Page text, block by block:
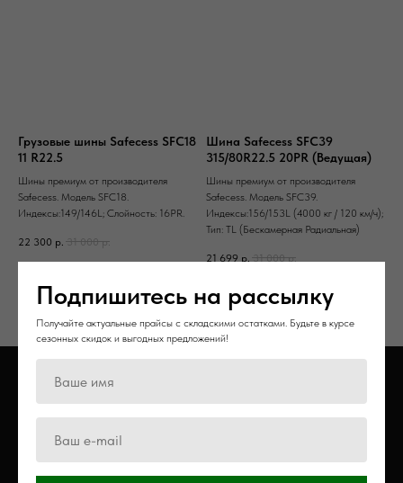
Грузовые шины Safecess SFC18
11 R22.5
Шины премиум от производителя
Safecess. Модель SFC18.
Индексы:149/146L; Слойность: 16PR.
22 300 р. 31 000 р.
Шина Safecess SFC39
315/80R22.5 20PR (Ведущая)
Шины премиум от производителя
Safecess. Модель SFC39.
Индексы:156/153L (4000 кг / 120 км/ч);
Тип: TL (Бескамерная Радиальная)
21 699 р. 31 000 р.
VRTYRES
Главная
Доставка
Подпишитесь на рассылку
Получайте актуальные прайсы с складскими остатками. Будьте в курсе
сезонных скидок и выгодных предложений!